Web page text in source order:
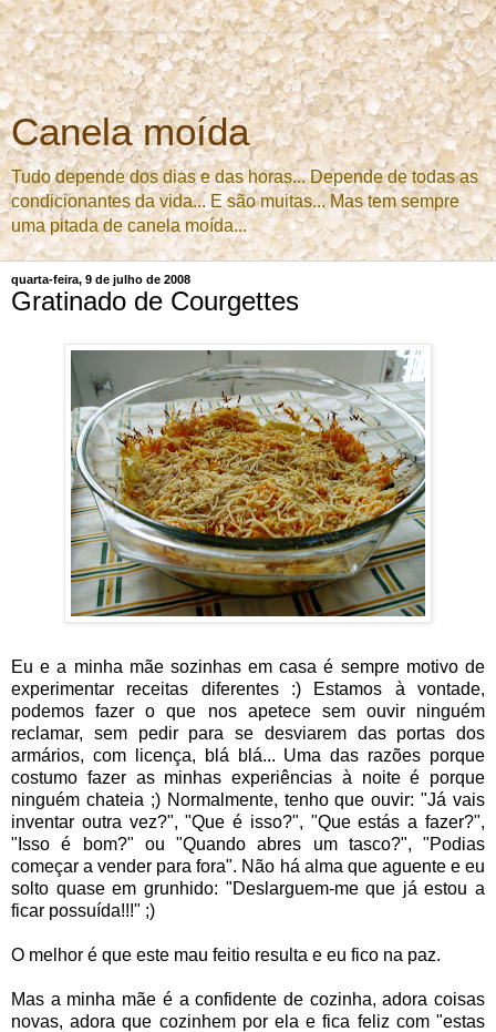
Canela moída
Tudo depende dos dias e das horas... Depende de todas as
condicionantes da vida... E são muitas... Mas tem sempre
uma pitada de canela moída...
quarta-feira, 9 de julho de 2008
Gratinado de Courgettes
Eu e a minha mãe sozinhas em casa é sempre motivo de
experimentar receitas diferentes :) Estamos à vontade,
podemos fazer o que nos apetece sem ouvir ninguém
reclamar, sem pedir para se desviarem das portas dos
armários, com licença, blá blá... Uma das razões porque
costumo fazer as minhas experiências à noite é porque
ninguém chateia ;) Normalmente, tenho que ouvir: "Já vais
inventar outra vez?", "Que é isso?", "Que estás a fazer?",
"Isso é bom?" ou "Quando abres um tasco?", "Podias
começar a vender para fora". Não há alma que aguente e eu
solto quase em grunhido: "Deslarguem-me que já estou a
ficar possuída!!!" ;)
O melhor é que este mau feitio resulta e eu fico na paz.
Mas a minha mãe é a confidente de cozinha, adora coisas
novas, adora que cozinhem por ela e fica feliz com "estas